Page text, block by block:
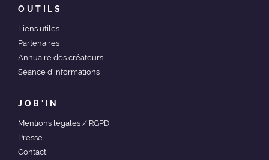
OUTILS
Liens utiles
Partenaires
Annuaire des créateurs
Séance d'informations
JOB'IN
Mentions légales / RGPD
Presse
Contact